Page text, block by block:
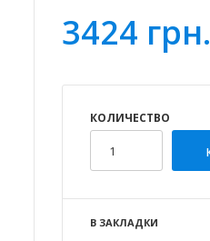
3424 грн.
КОЛИЧЕСТВО
В ЗАКЛАДКИ